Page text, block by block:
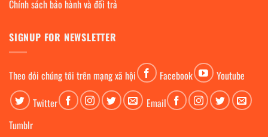
Chính sách bảo hành và đổi trả
SIGNUP FOR NEWSLETTER
Theo dỏi chúng tôi trên mạng xã hội Facebook
Youtube
Twitter
Email
Tumblr